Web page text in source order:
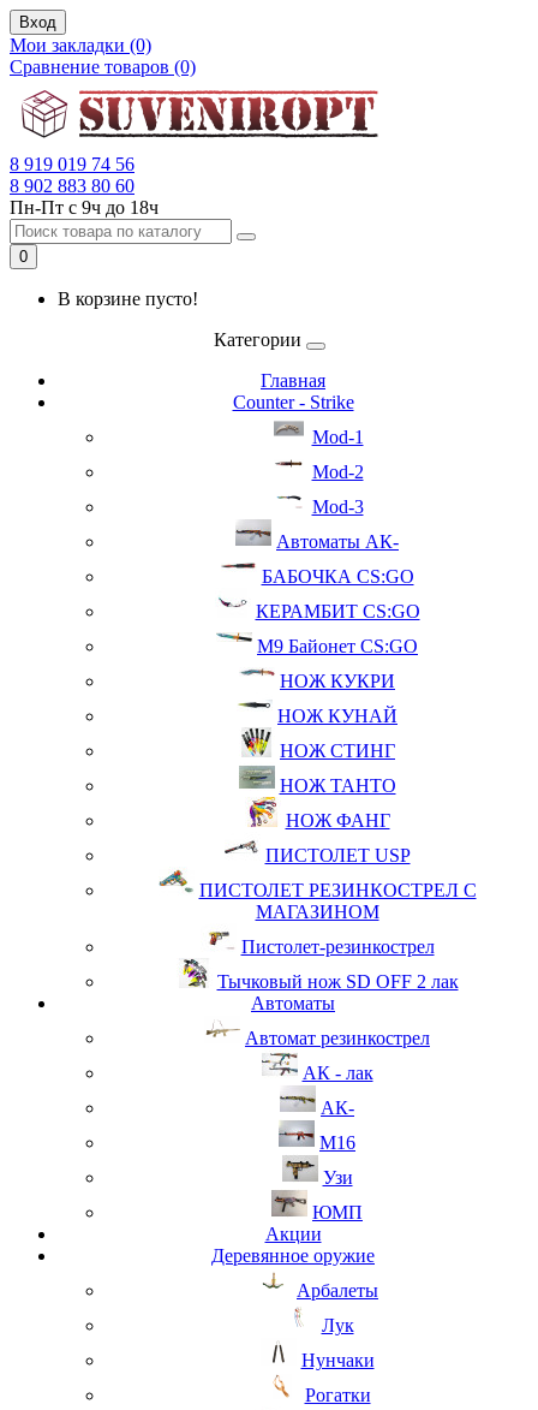
Вход
Мои закладки (0)
Сравнение товаров (0)
8 919 019 74 56
8 902 883 80 60
Пн-Пт с 9ч до 18ч
0
В корзине пусто!
Категории
Главная
Counter - Strike
Mod-1
Mod-2
Mod-3
Автоматы АК-
БАБОЧКА CS:GO
КЕРАМБИТ CS:GO
М9 Байонет CS:GO
НОЖ КУКРИ
НОЖ КУНАЙ
НОЖ СТИНГ
НОЖ ТАНТО
НОЖ ФАНГ
ПИСТОЛЕТ USP
ПИСТОЛЕТ РЕЗИНКОСТРЕЛ С
МАГАЗИНОМ
Пистолет-резинкострел
Тычковый нож SD OFF 2 лак
Автоматы
Автомат резинкострел
АК - лак
АК-
М16
Узи
ЮМП
Акции
Деревянное оружие
Арбалеты
Лук
Нунчаки
Рогатки